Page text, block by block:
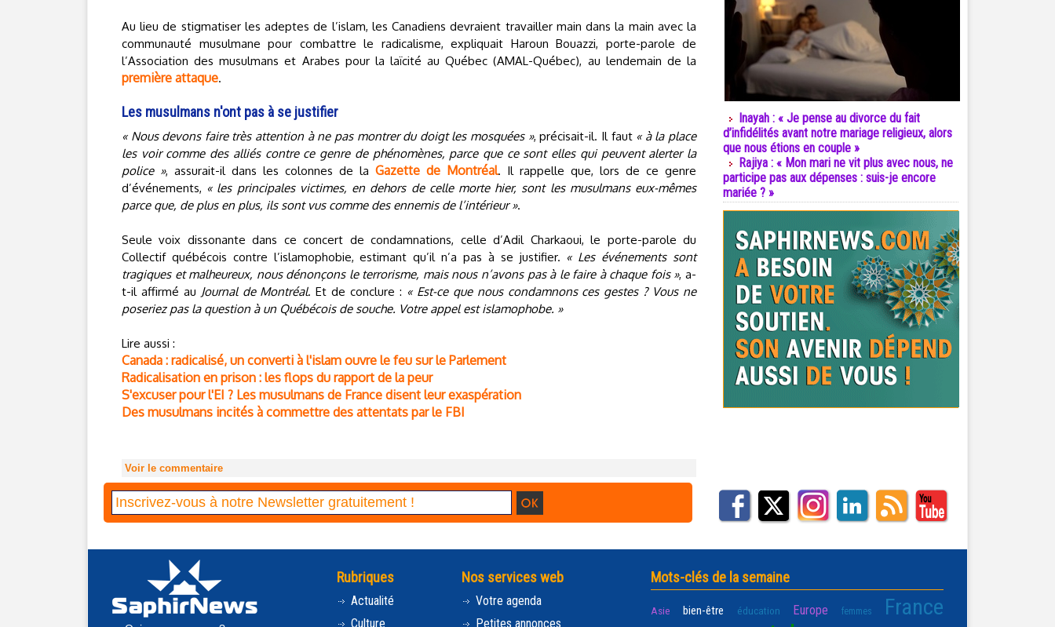
Au lieu de stigmatiser les adeptes de l’islam, les Canadiens devraient travailler main dans la main avec la
communauté musulmane pour combattre le radicalisme, expliquait Haroun Bouazzi, porte-parole de
l’Association des musulmans et Arabes pour la laïcité au Québec (AMAL-Québec), au lendemain de la
première attaque.
Les musulmans n'ont pas à se justifier
« Nous devons faire très attention à ne pas montrer du doigt les mosquées », précisait-il. Il faut « à la place
les voir comme des alliés contre ce genre de phénomènes, parce que ce sont elles qui peuvent alerter la
police », assurait-il dans les colonnes de la Gazette de Montréal. Il rappelle que, lors de ce genre
d’événements, « les principales victimes, en dehors de celle morte hier, sont les musulmans eux-mêmes
parce que, de plus en plus, ils sont vus comme des ennemis de l’intérieur ».
Seule voix dissonante dans ce concert de condamnations, celle d’Adil Charkaoui, le porte-parole du
Collectif québécois contre l’islamophobie, estimant qu’il n’a pas à se justifier. « Les événements sont
tragiques et malheureux, nous dénonçons le terrorisme, mais nous n’avons pas à le faire à chaque fois », a-
t-il affirmé au Journal de Montréal. Et de conclure : « Est-ce que nous condamnons ces gestes ? Vous ne
poseriez pas la question à un Québécois de souche. Votre appel est islamophobe. »
Lire aussi :
Canada : radicalisé, un converti à l'islam ouvre le feu sur le Parlement
Radicalisation en prison : les flops du rapport de la peur
S'excuser pour l'EI ? Les musulmans de France disent leur exaspération
Des musulmans incités à commettre des attentats par le FBI
Voir le commentaire
Inayah : « Je pense au divorce du fait
d’infidélités avant notre mariage religieux, alors
que nous étions en couple »
Rajiya : « Mon mari ne vit plus avec nous, ne
participe pas aux dépenses : suis-je encore
mariée ? »
Rubriques
Actualité
Culture
Nos services web
Votre agenda
Petites annonces
Mots-clés de la semaine
Asie bien-être éducation Europe femmes France